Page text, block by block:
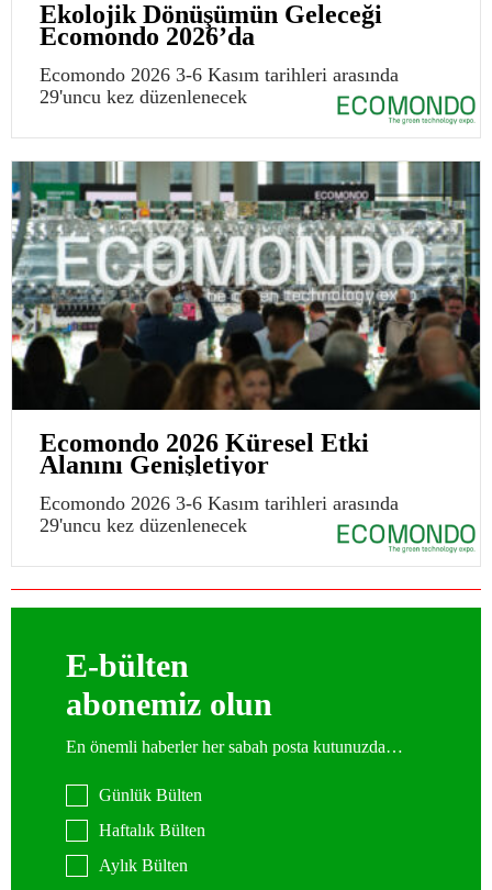
Ekolojik Dönüşümün Geleceği
Ecomondo 2026’da
Ecomondo 2026 3-6 Kasım tarihleri arasında
29'uncu kez düzenlenecek
Ecomondo 2026 Küresel Etki
Alanını Genişletiyor
Ecomondo 2026 3-6 Kasım tarihleri arasında
29'uncu kez düzenlenecek
E-bülten
abonemiz olun
En önemli haberler her sabah posta kutunuzda…
Günlük Bülten
Haftalık Bülten
Aylık Bülten